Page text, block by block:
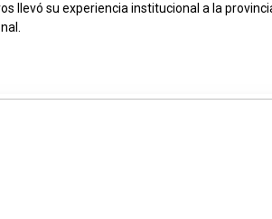
llevó su experiencia institucional a la